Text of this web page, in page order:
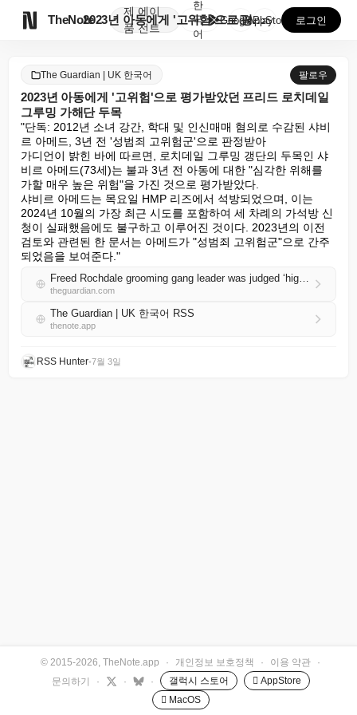
TheNote
제
품
에이
전트
2023년 아동에게 '고위험'으로 평가받았던 프리드 로...
한
국
어
GooglePlay
AppStore 로그인
The Guardian | UK 한국어 팔로우
2023년 아동에게 '고위험'으로 평가받았던 프리드 로치데일
그루밍 가해단 두목
"단독: 2012년 소녀 강간, 학대 및 인신매매 혐의로 수감된 샤비
르 아메드, 3년 전 '성범죄 고위험군'으로 판정받아
가디언이 밝힌 바에 따르면, 로치데일 그루밍 갱단의 두목인 샤
비르 아메드(73세)는 불과 3년 전 아동에 대한 "심각한 위해를
가할 매우 높은 위험"을 가진 것으로 평가받았다.
샤비르 아메드는 목요일 HMP 리즈에서 석방되었으며, 이는
2024년 10월의 가장 최근 시도를 포함하여 세 차례의 가석방 신
청이 실패했음에도 불구하고 이루어진 것이다. 2023년의 이전
검토와 관련된 한 문서는 아메드가 "성범죄 고위험군"으로 간주
되었음을 보여준다."
Freed Rochdale grooming gang leader was judged ‘high risk’ to children in 2023
theguardian.com
The Guardian | UK 한국어 RSS
thenote.app
RSS Hunter•7월 3일
© 2015-2026, TheNote.app · 개인정보 보호정책 · 이용 약관
·
문의하기
· · · 갤럭시 스토어
 AppStore
 MacOS